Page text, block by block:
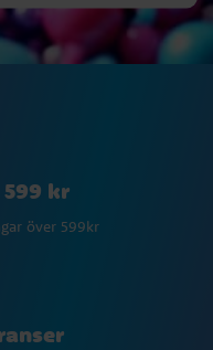
kr
över 599kr